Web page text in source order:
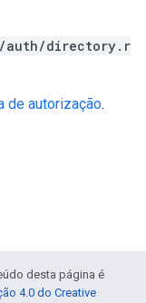
auth/directory.r
de autorização.
desta página é
4.0 do Creative